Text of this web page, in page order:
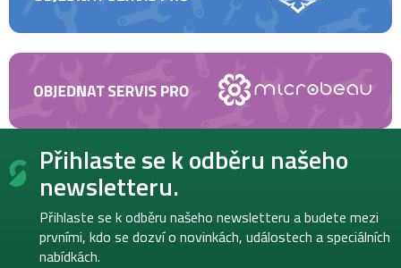
Z
Přihlaste se k odběru našeho
newsletteru.
Přihlaste se k odběru našeho newsletteru a budete mezi
prvními, kdo se dozví o novinkách, událostech a speciálních
nabídkách.